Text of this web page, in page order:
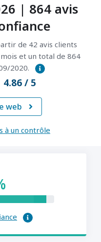
| 864 avis
de 42 avis clients
et un total de 864
2020.
4.86 / 5
web 
à un contrôle